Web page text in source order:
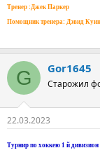
Тренер :Джек Паркер
Помощник тренера: Дэвид
G Gor1645
Старожил
22.03.2023
Турнир по хоккею 1 й